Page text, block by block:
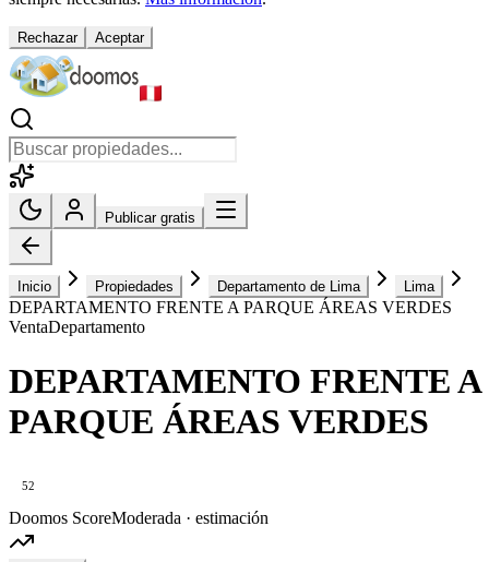
Rechazar Aceptar
Publicar gratis
Inicio Propiedades Departamento de Lima Lima
DEPARTAMENTO FRENTE A PARQUE ÁREAS VERDES
VentaDepartamento
DEPARTAMENTO FRENTE A
PARQUE ÁREAS VERDES
52
Doomos ScoreModerada · estimación